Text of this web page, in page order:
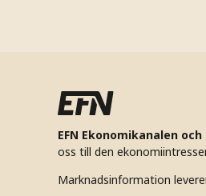
EFN Ekonomikanalen
oss till den
Marknadsinformation